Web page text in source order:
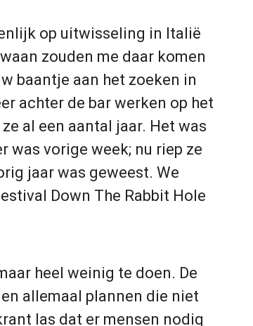
op uitwisseling in Italië
zouden me daar komen
baantje aan het zoeken in
achter de bar werken op het
al een aantal jaar. Het was
was vorige week; nu riep ze
jaar was geweest. We
Down The Rabbit Hole
heel weinig te doen. De
allemaal plannen die niet
las dat er mensen nodig